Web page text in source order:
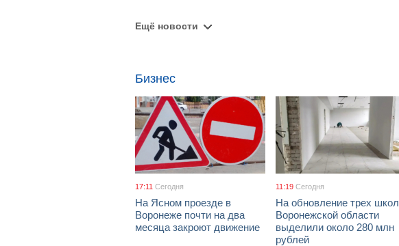
Ещё новости
Бизнес
17:11 Сегодня
На Ясном проезде в
Воронеже почти на два
месяца закроют движение
11:19 Сегодня
На обновление трех школ
Воронежской области
выделили около 280 млн
рублей